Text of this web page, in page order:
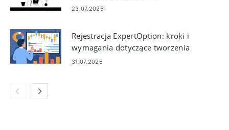
23.07.2026
Rejestracja ExpertOption: kroki i
wymagania dotyczące tworzenia
konta
31.07.2026